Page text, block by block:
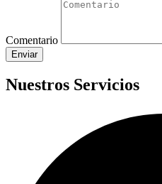
Comentario
Enviar
Nuestros Servicios